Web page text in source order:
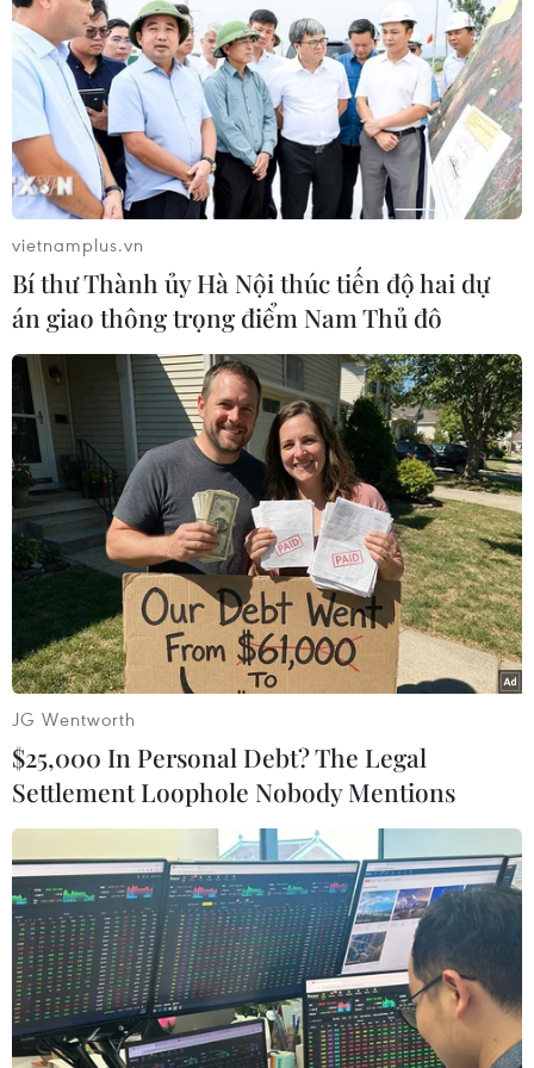
TIN LIÊN QUAN
Tuyển Việt Nam hưởng lợi gì nếu V-
League 2020 sớm trở lại thi đấu?
03/05/2020 03:15
So với những đối thủ cạnh tranh trực tiếp ở hai giải đấu
quan trọng gồm Vòng loại World Cup 2022 và AFF Cup
2020, tuyển Việt Nam nắm lợi thế hơn nếu V-League
2020 sớm trở lại thi đấu.
vietnamplus.vn
Bí thư Thành ủy Hà Nội thúc tiến độ hai dự
án giao thông trọng điểm Nam Thủ đô
JG Wentworth
$25,000 In Personal Debt? The Legal
Settlement Loophole Nobody Mentions